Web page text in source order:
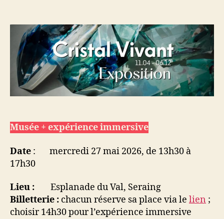
Musée + expérience immersive
Date : mercredi 27 mai 2026, de 13h30 à
17h30
Lieu : Esplanade du Val, Seraing
Billetterie : chacun réserve sa place via le lien ;
choisir 14h30 pour l’expérience immersive